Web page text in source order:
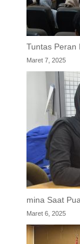
Tuntas Peran
Maret 7, 2025
mina Saat
Maret 6, 2025